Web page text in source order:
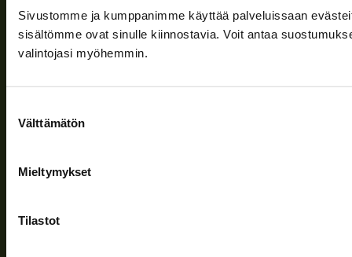
Sivustomme ja kumppanimme käyttää palveluissaan
sisältömme ovat sinulle kiinnostavia. Voit antaa
valintojasi myöhemmin.
valinta
Välttämätön
Mieltymykset
Tilastot
Ajankohtaista
Yritys
Tietosuojaseloste